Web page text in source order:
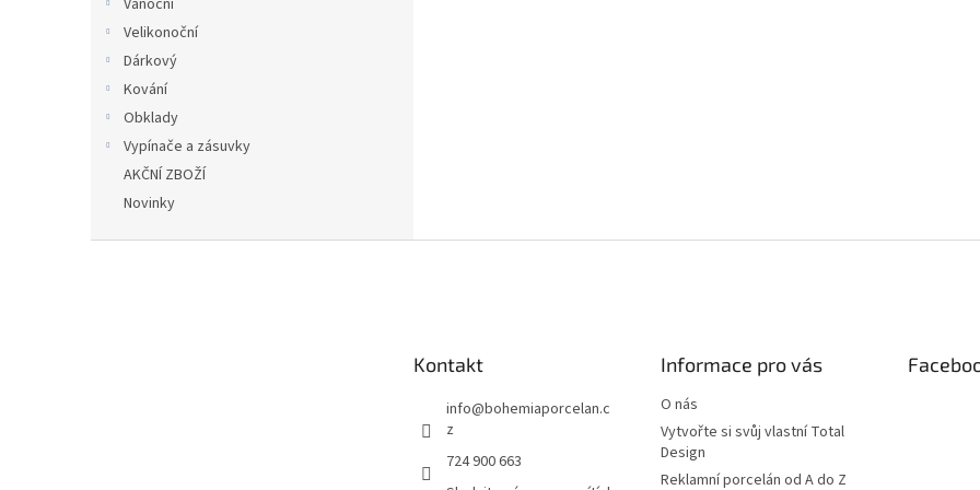
Vánoční
Velikonoční
Dárkový
Kování
Obklady
Vypínače a zásuvky
AKČNÍ ZBOŽÍ
Novinky
Kontakt
info@bohemiaporcelan.c
z
724 900 663
Informace pro vás
O nás
Vytvořte si svůj vlastní Total
Design
Reklamní porcelán od A do Z